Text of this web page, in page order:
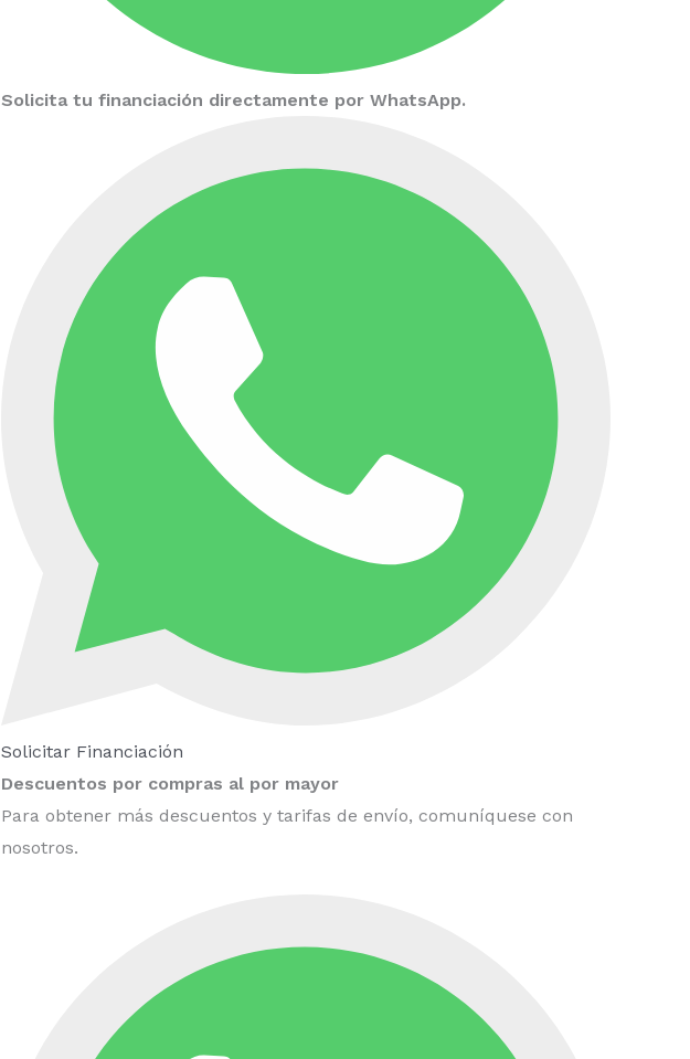
Solicita tu financiación directamente por WhatsApp.
Solicitar Financiación
Descuentos por compras al por mayor
Para obtener más descuentos y tarifas de envío, comuníquese con
nosotros.